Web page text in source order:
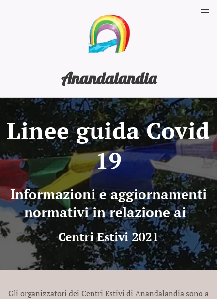
Anandalandia
Linee guida Covid
19
Informazioni e aggiornamenti
normativi in relazione ai
Centri Estivi 2021
Gli organizzatori dei Centri Estivi di Anandalandia sono a